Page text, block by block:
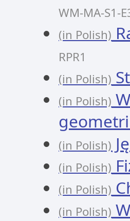
WM-MA-S1-
(in Polish)
RPR1
(in Polish)
(in Polish)
(in Polish)
(in Polish)
(in Polish)
(in Polish)